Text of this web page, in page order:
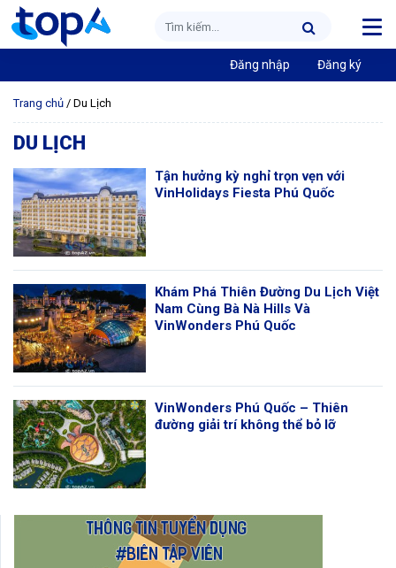
Đăng nhập Đăng ký
Trang chủ / Du Lịch
DU LỊCH
Tận hưởng kỳ nghỉ trọn vẹn với
VinHolidays Fiesta Phú Quốc
Khám Phá Thiên Đường Du Lịch Việt
Nam Cùng Bà Nà Hills Và
VinWonders Phú Quốc
VinWonders Phú Quốc – Thiên
đường giải trí không thể bỏ lỡ